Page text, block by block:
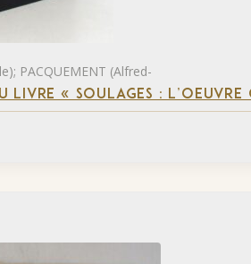
PACQUEMENT (Alfred-
LIVRE « SOULAGES :